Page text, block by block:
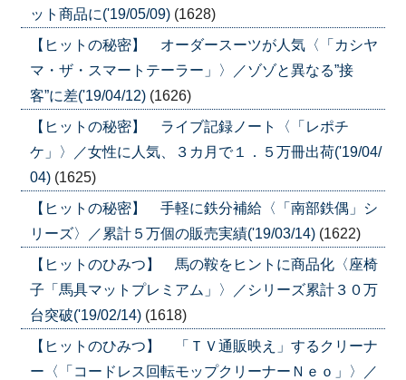
ット商品に('19/05/09) (1628)
【ヒットの秘密】 オーダースーツが人気〈「カシヤ
マ・ザ・スマートテーラー」〉／ゾゾと異なる”接
客”に差('19/04/12) (1626)
【ヒットの秘密】 ライブ記録ノート〈「レポチ
ケ」〉／女性に人気、３カ月で１．５万冊出荷('19/04/
04) (1625)
【ヒットの秘密】 手軽に鉄分補給〈「南部鉄偶」シ
リーズ〉／累計５万個の販売実績('19/03/14) (1622)
【ヒットのひみつ】 馬の鞍をヒントに商品化〈座椅
子「馬具マットプレミアム」〉／シリーズ累計３０万
台突破('19/02/14) (1618)
【ヒットのひみつ】 「ＴＶ通販映え」するクリーナ
ー〈「コードレス回転モップクリーナーＮｅｏ」〉／